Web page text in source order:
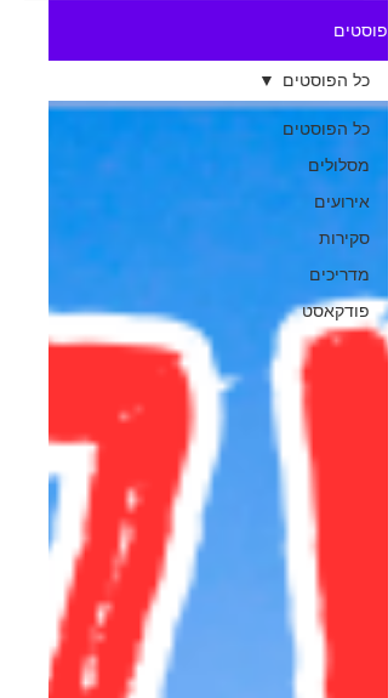
פוסטים
כל הפוסטים
מסלולים
אירועים
סקירות
מדריכים
פודקאסט
כל הפוסטים